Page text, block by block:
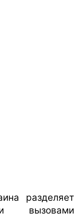
разделяет
вызовами